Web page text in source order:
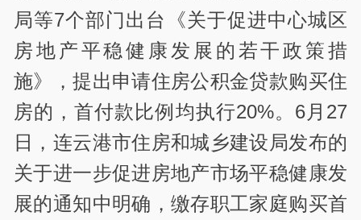
局等7个部门出台《关于促进中心城区
房地产平稳健康发展的若干政策措
施》，提出申请住房公积金贷款购买住
房的，首付款比例均执行20%。6月27
日，连云港市住房和城乡建设局发布的
关于进一步促进房地产市场平稳健康发
展的通知中明确，缴存职工家庭购买首